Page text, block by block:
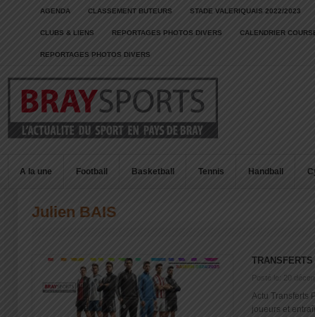
AGENDA CLASSEMENT BUTEURS STADE VALERIQUAIS 2022/2023
CLUBS & LIENS REPORTAGES PHOTOS DIVERS CALENDRIER
REPORTAGES PHOTOS DIVERS
A la une Football Basketball Tennis Handball
Julien BAIS
TRANSFERTS
Posté le: 20
Actu Transferts
joueurs et